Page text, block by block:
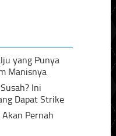
yang Punya
Manisnya
Ini
Dapat Strike
Akan Pernah